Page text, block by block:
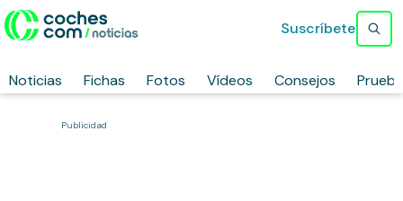
Noticias Fichas Fotos Vídeos Consejos
Suscríbete
Publicidad